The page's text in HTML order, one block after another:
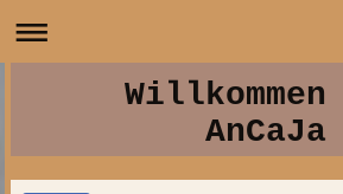
AnCaJa